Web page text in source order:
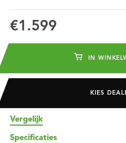
€1.599
IN
KIES
Vergelijk
Specificaties